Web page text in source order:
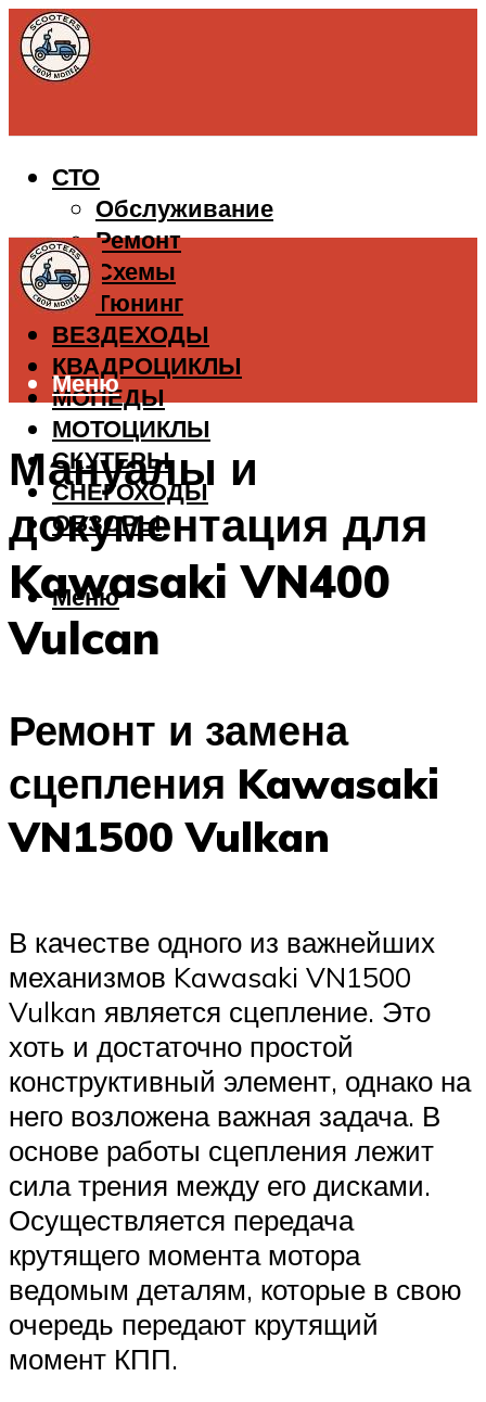
СТО
Обслуживание
Ремонт
Схемы
Тюнинг
ВЕЗДЕХОДЫ
КВАДРОЦИКЛЫ
МОПЕДЫ
МОТОЦИКЛЫ
СКУТЕРЫ
СНЕГОХОДЫ
ОБЗОРЫ
Меню
Меню
Мануалы и
документация для
Kawasaki VN400
Vulcan
Ремонт и замена
сцепления Kawasaki
VN1500 Vulkan
В качестве одного из важнейших
механизмов Kawasaki VN1500
Vulkan является сцепление. Это
хоть и достаточно простой
конструктивный элемент, однако на
него возложена важная задача. В
основе работы сцепления лежит
сила трения между его дисками.
Осуществляется передача
крутящего момента мотора
ведомым деталям, которые в свою
очередь передают крутящий
момент КПП.